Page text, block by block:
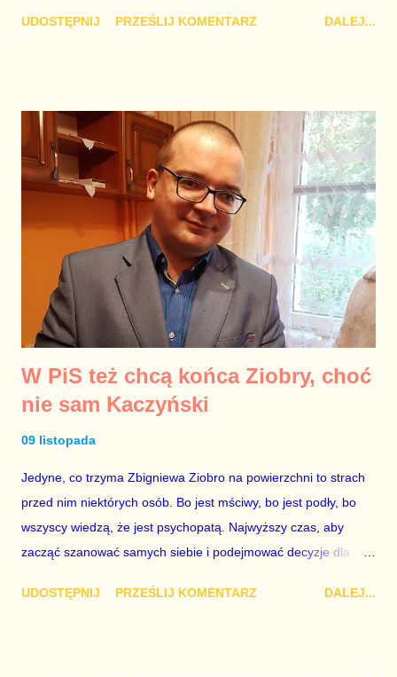
dopiero teraz? Na półmetku swoich rządów, gdy w Pałacu
konieczne, a decyzje, które podjął słuszne, ale obawiam się, że
nie wystarczające. Z Tomaszem Siemoniakiem jako
koordynatorem służb specjalnych, Donald Tusk nie wygra
wojny ani z rosyjskimi, ani z żadnymi innymi pieniędzmi w
systemie politycznym naszego kraju. Przez minione dwa lata
ludzie PiS w służbach umacniali się, aby pogrążyć premiera jak
najszybciej. Wiadomo , że odmowa nominacji oficerskich w
służbach, na którą pozwolił sobie prezydent, mocno
rozgniewała funkcjonariu...
UDOSTĘPNIJ PRZEŚLIJ KOMENTARZ DALEJ...
W PiS też chcą końca Ziobry, choć
nie sam Kaczyński
09 listopada
Jedyne, co trzyma Zbigniewa Ziobro na powierzchni to strach
przed nim niektórych osób. Bo jest mściwy, bo jest podły, bo
wszyscy wiedzą, że jest psychopatą. Najwyższy czas, aby
zacząć szanować samych siebie i podejmować decyzje dla
Prawie i Sprawiedliwości modlą się o polityczny koniec
UDOSTĘPNIJ PRZEŚLIJ KOMENTARZ DALEJ...